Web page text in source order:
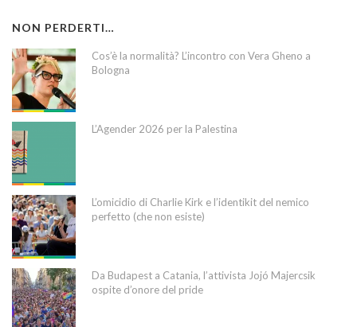
NON PERDERTI…
Cos’è la normalità? L’incontro con Vera Gheno a
Bologna
L’Agender 2026 per la Palestina
L’omicidio di Charlie Kirk e l’identikit del nemico
perfetto (che non esiste)
Da Budapest a Catania, l’attivista Jojó Majercsik
ospite d’onore del pride